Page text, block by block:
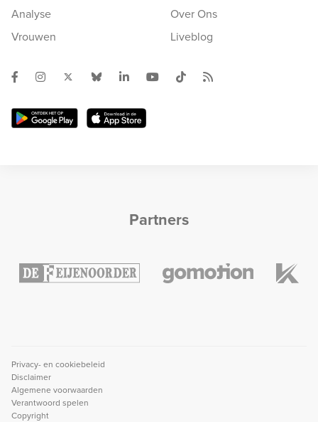
Analyse
Vrouwen
Over Ons
Liveblog
Partners
Privacy- en cookiebeleid
Disclaimer
Algemene voorwaarden
Verantwoord spelen
Copyright